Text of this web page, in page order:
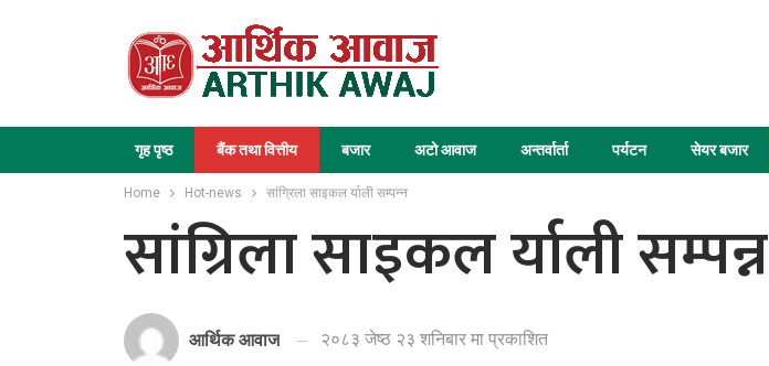
गृह पृष्ठ बैंक तथा वित्तीय बजार अटो आवाज अन्तर्वार्ता पर्यटन सेयर बजार
Home Hot-news सांग्रिला साइकल र्याली सम्पन्न
सांग्रिला साइकल र्याली सम्पन्न
आर्थिक आवाज २०८३ जेष्ठ २३ शनिबार मा प्रकाशित